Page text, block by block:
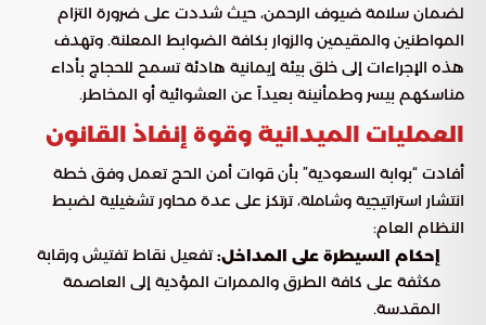
لضمان سلامة ضيوف الرحمن، حيث شددت على ضرورة التزام
المواطنين والمقيمين والزوار بكافة الضوابط المعلنة. وتهدف
هذه الإجراءات إلى خلق بيئة إيمانية هادئة تسمح للحجاج بأداء
مناسكهم بيسر وطمأنينة بعيداً عن العشوائية أو المخاطر.
العمليات الميدانية وقوة إنفاذ القانون
أفادت “بوابة السعودية” بأن قوات أمن الحج تعمل وفق خطة
انتشار استراتيجية وشاملة، ترتكز على عدة محاور تشغيلية لضبط
النظام العام:
إحكام السيطرة على المداخل:تفعيل نقاط تفتيش ورقابة
مكثفة على كافة الطرق والممرات المؤدية إلى العاصمة
المقدسة.